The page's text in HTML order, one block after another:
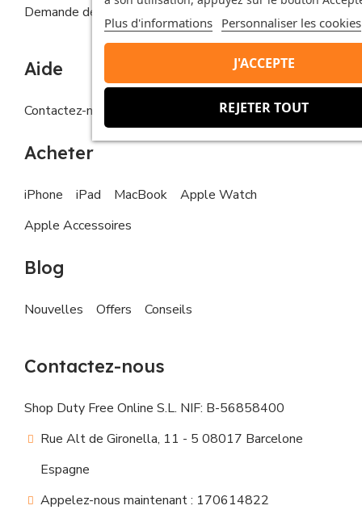
Plus d'informations Personnaliser les cookies
REJETER TOUT
J'ACCEPTE
Demande de droits de la personne concernée
Aide
Contactez-nous
Acheter
iPhone iPad MacBook
Apple Watch
Apple Accessoires
Blog
Nouvelles Offers Conseils
Contactez-nous
Shop Duty Free Online S.L. NIF: B-56858400
Rue Alt de Gironella, 11 - 5 08017 Barcelone
Espagne
Appelez-nous maintenant : 170614822